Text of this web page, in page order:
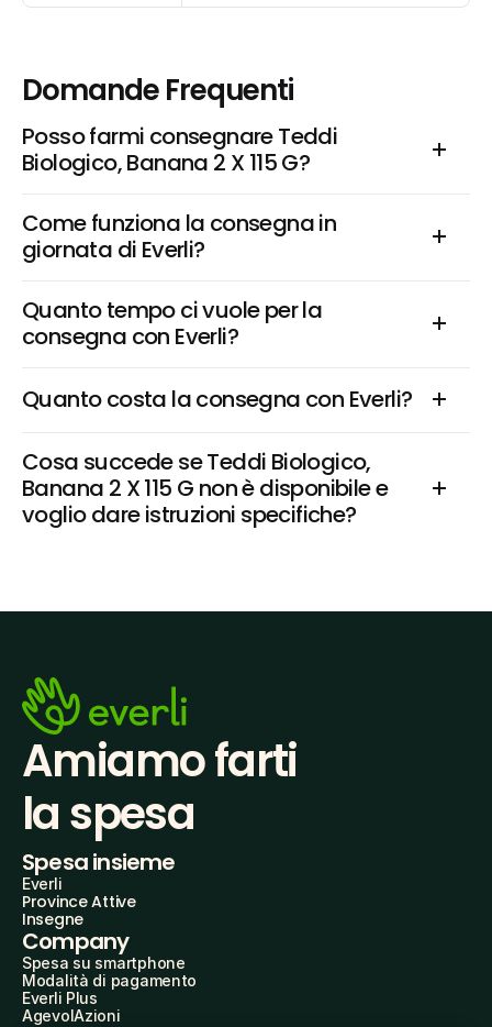
Domande Frequenti
Posso farmi consegnare Teddi
Biologico, Banana 2 X 115 G?
Come funziona la consegna in
giornata di Everli?
Quanto tempo ci vuole per la
consegna con Everli?
Quanto costa la consegna con Everli?
Cosa succede se Teddi Biologico,
Banana 2 X 115 G non è disponibile e
voglio dare istruzioni specifiche?
Amiamo farti
la spesa
Spesa insieme
Everli
Province Attive
Insegne
Company
Spesa su smartphone
Modalità di pagamento
Everli Plus
AgevolAzioni